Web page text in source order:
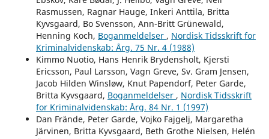
Rasmussen, Ragnar Hauge, Inkeri Anttila, Britta
Kyvsgaard, Bo Svensson, Ann-Britt Grünewald,
Henning Koch, Boganmeldelser , Nordisk Tidsskrift for
Kriminalvidenskab: Årg. 75 Nr. 4 (1988)
Kimmo Nuotio, Hans Henrik Brydensholt, Kjersti
Ericsson, Paul Larsson, Vagn Greve, Sv. Gram Jensen,
Jacob Hilden Winsløw, Knut Papendorf, Peter Garde,
Britta Kyvsgaard, Boganmeldelser , Nordisk Tidsskrift
for Kriminalvidenskab: Årg. 84 Nr. 1 (1997)
Dan Frände, Peter Garde, Vojko Fajgelj, Margaretha
Järvinen, Britta Kyvsgaard, Beth Grothe Nielsen, Helén